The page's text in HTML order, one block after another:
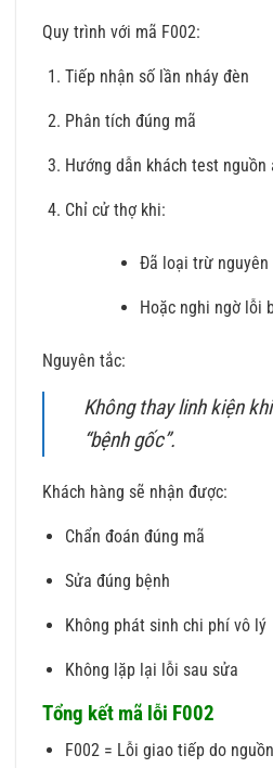
Quy trình với mã F002:
Tiếp nhận số lần nháy đèn
Phân tích đúng mã
Hướng dẫn khách test nguồn
Chỉ cử thợ khi:
Đã loại trừ nguyên
Hoặc nghi ngờ lỗi
Nguyên tắc:
Không thay linh kiện
“bệnh gốc”.
Khách hàng sẽ nhận được:
Chẩn đoán đúng mã
Sửa đúng bệnh
Không phát sinh chi phí vô lý
Không lặp lại lỗi sau sửa
Tổng kết mã lỗi F002
F002 = Lỗi giao tiếp do